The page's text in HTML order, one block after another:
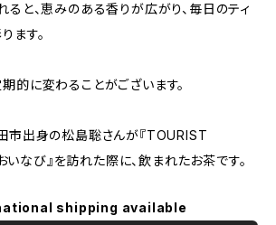
ると、恵みのある香りが広がり、毎日のティ
ます。
的に変わることがございます。
市出身の松島聡さんが『TOURIST
なび』を訪れた際に、飲まれたお茶です。
shipping available